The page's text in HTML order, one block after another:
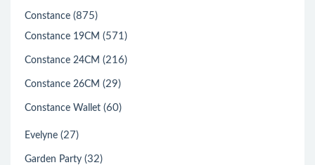
Constance (875)
Constance 19CM (571)
Constance 24CM (216)
Constance 26CM (29)
Constance Wallet (60)
Evelyne (27)
Garden Party (32)